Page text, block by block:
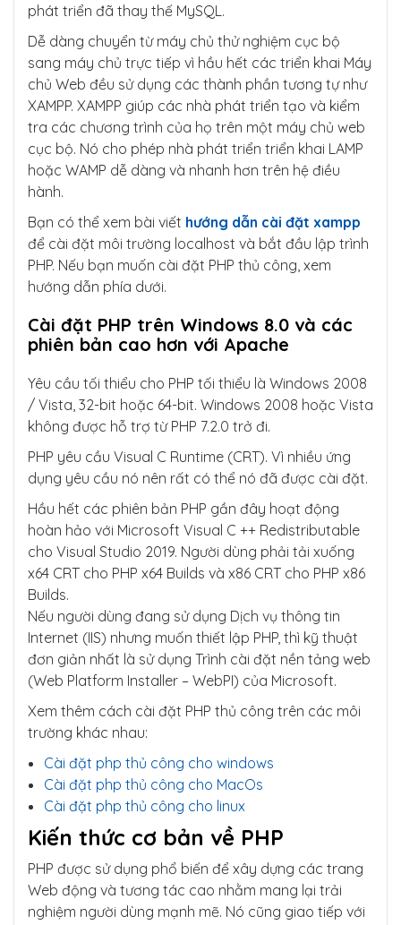
phát triển đã thay thế MySQL.
Dễ dàng chuyển từ máy chủ thử nghiệm cục bộ
sang máy chủ trực tiếp vì hầu hết các triển khai Máy
chủ Web đều sử dụng các thành phần tương tự như
XAMPP. XAMPP giúp các nhà phát triển tạo và kiểm
tra các chương trình của họ trên một máy chủ web
cục bộ. Nó cho phép nhà phát triển triển khai LAMP
hoặc WAMP dễ dàng và nhanh hơn trên hệ điều
hành.
Bạn có thể xem bài viết hướng dẫn cài đặt xampp
để cài đặt môi trường localhost và bắt đầu lập trình
PHP. Nếu bạn muốn cài đặt PHP thủ công, xem
hướng dẫn phía dưới.
Cài đặt PHP trên Windows 8.0 và các
phiên bản cao hơn với Apache
Yêu cầu tối thiểu cho PHP tối thiểu là Windows 2008
/ Vista, 32-bit hoặc 64-bit. Windows 2008 hoặc Vista
không được hỗ trợ từ PHP 7.2.0 trở đi.
PHP yêu cầu Visual C Runtime (CRT). Vì nhiều ứng
dụng yêu cầu nó nên rất có thể nó đã được cài đặt.
Hầu hết các phiên bản PHP gần đây hoạt động
hoàn hảo với Microsoft Visual C ++ Redistributable
cho Visual Studio 2019. Người dùng phải tải xuống
x64 CRT cho PHP x64 Builds và x86 CRT cho PHP x86
Builds.
Nếu người dùng đang sử dụng Dịch vụ thông tin
Internet (IIS) nhưng muốn thiết lập PHP, thì kỹ thuật
đơn giản nhất là sử dụng Trình cài đặt nền tảng web
(Web Platform Installer – WebPI) của Microsoft.
Xem thêm cách cài đặt PHP thủ công trên các môi
trường khác nhau:
Cài đặt php thủ công cho windows
Cài đặt php thủ công cho MacOs
Cài đặt php thủ công cho linux
Kiến thức cơ bản về PHP
PHP được sử dụng phổ biến để xây dựng các trang
Web động và tương tác cao nhằm mang lại trải
nghiệm người dùng mạnh mẽ. Nó cũng giao tiếp với